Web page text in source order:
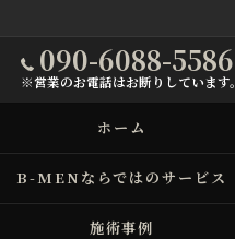
090-6088-5586
※営業のお電話はお断りしています。
ホーム
B-MENならではのサービス
施術事例